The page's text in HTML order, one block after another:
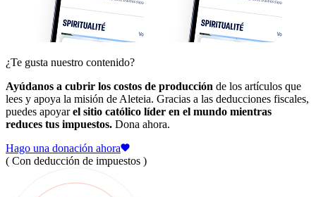
¿Te gusta nuestro contenido?
Ayúdanos a cubrir los costos de producción de los artículos que
lees y apoya la misión de Aleteia. Gracias a las deducciones fiscales,
puedes apoyarel sitio católico líder en el mundo mientras
reduces tus impuestos. Dona ahora.
Hago una donación ahora
( Con deducción de impuestos )